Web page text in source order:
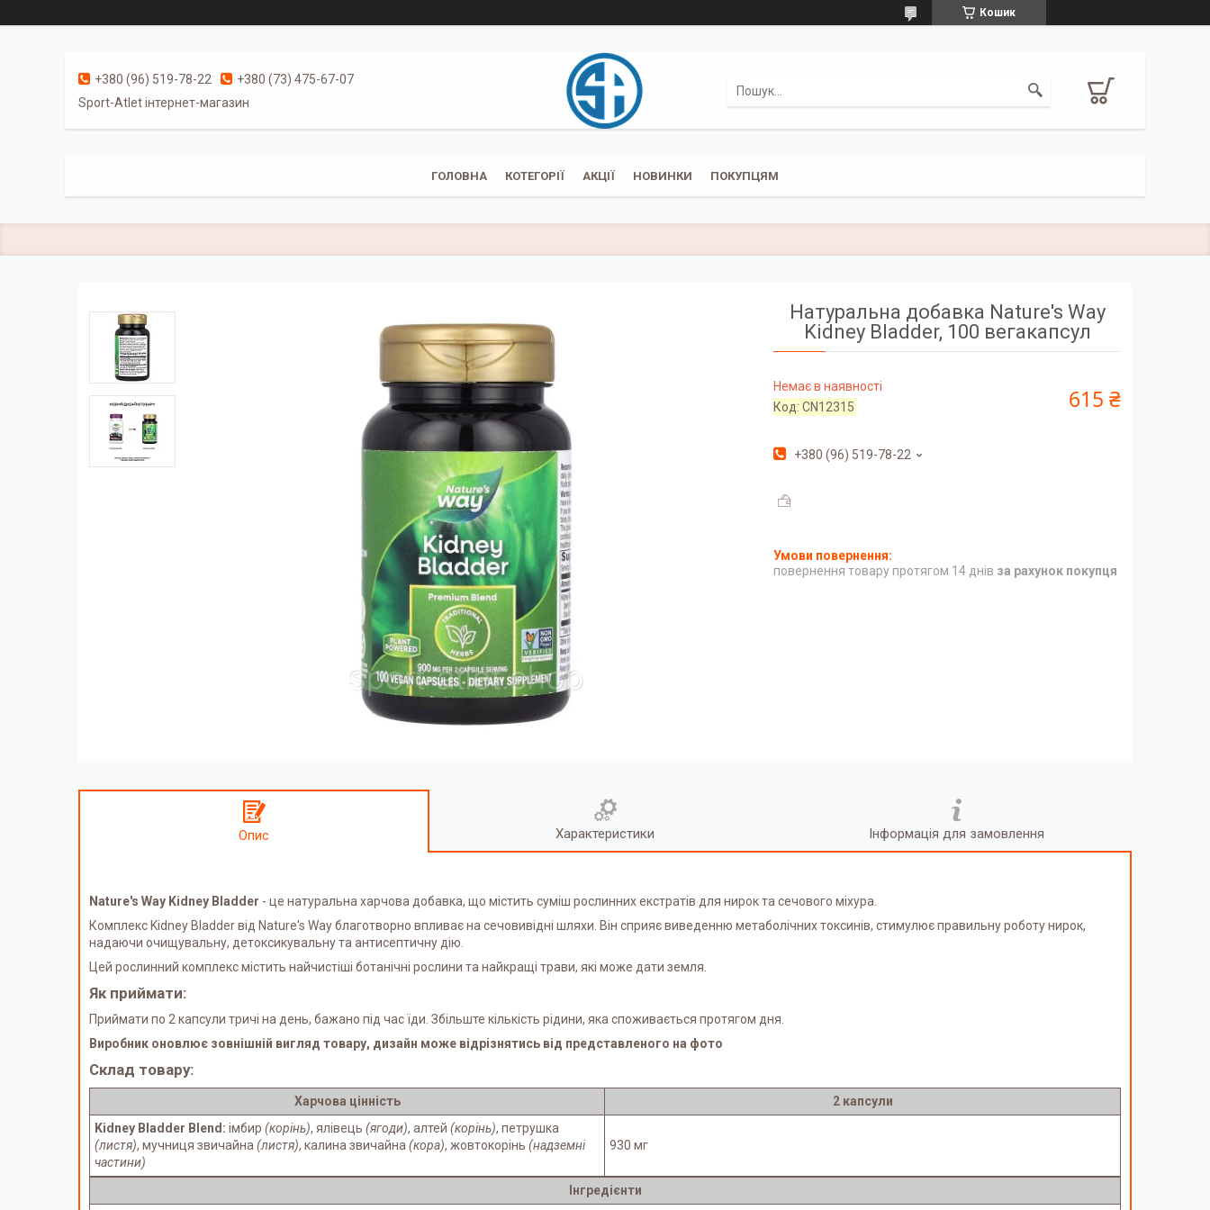
Кошик
+380 (96) 519-78-22
+380 (73) 475-67-07
Sport-Atlet інтернет-магазин
ГОЛОВНА КОТЕГОРІЇ АКЦІЇ НОВИНКИ ПОКУПЦЯМ
Натуральна добавка Nature's Way
Kidney Bladder, 100 вегакапсул
Немає в наявності
Код:CN12315 615 ₴
+380 (96) 519-78-22
повернення товару протягом 14 днів за рахунок покупця
Опис Характеристики Інформація для замовлення
Nature's Way Kidney Bladder - це натуральна харчова добавка, що містить суміш рослинних екстратів для нирок та сечового міхура.
Комплекс Kidney Bladder від Nature's Way благотворно впливає на сечовивідні шляхи. Він сприяє виведенню метаболічних токсинів, стимулює правильну роботу нирок,
надаючи очищувальну, детоксикувальну та антисептичну дію.
Цей рослинний комплекс містить найчистіші ботанічні рослини та найкращі трави, які може дати земля.
Як приймати:
Приймати по 2 капсули тричі на день, бажано під час їди. Збільште кількість рідини, яка споживається протягом дня.
Виробник оновлює зовнішній вигляд товару, дизайн може відрізнятись від представленого на фото
Склад товару:
Харчова цінність
2 капсули
Kidney Bladder Blend: імбир (корінь), ялівець (ягоди), алтей (корінь), петрушка
(листя), мучниця звичайна(листя), калина звичайна(кора), жовтокорінь (надземні
частини)
930 мг
Інгредієнти